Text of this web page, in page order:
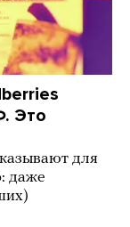
Это
для
даже